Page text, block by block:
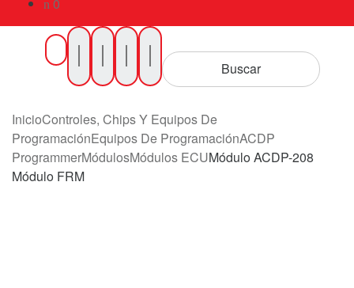
Buscar
por
Productos
Buscar
InicioControles, Chips Y Equipos De
ProgramaciónEquipos De ProgramaciónACDP
ProgrammerMódulosMódulos ECUMódulo ACDP-208
Módulo FRM